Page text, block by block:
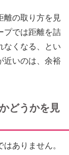
離の取り方を見
プでは距離を詰
なくなる、とい
近いのは、余裕
どうかを見
ありません。